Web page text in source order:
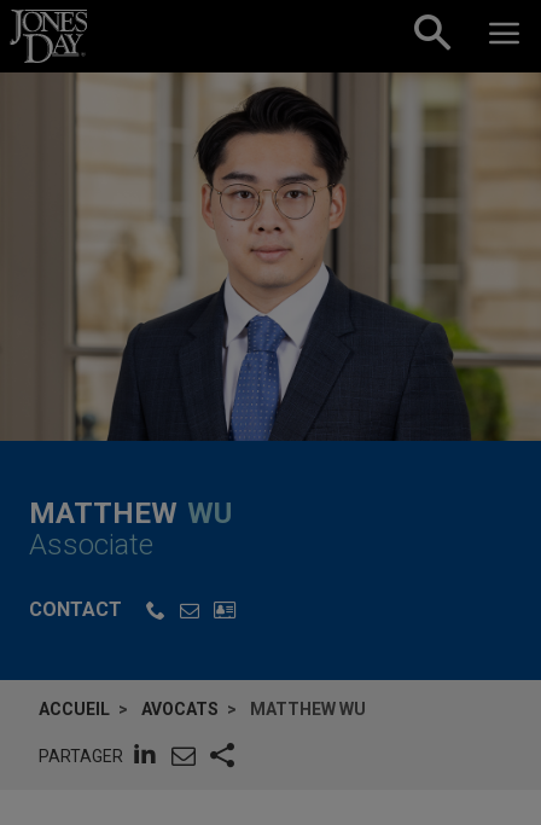
Skip to content
MATTHEW WU
Associate
CONTACT
ACCUEIL AVOCATS MATTHEW WU
PARTAGER